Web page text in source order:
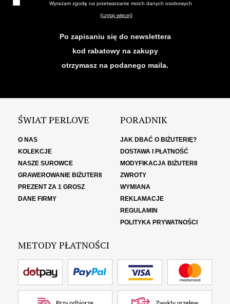
Wyrażam zgodę na przetwarzanie moich danych osobowych
(czytaj więcej)
Po zapisaniu się do newslettera
kod rabatowy na zakupy
otrzymasz na podanego maila.
ŚWIAT PERLOVE
O NAS
KOLEKCJE
NASZE SUROWCE
GRAWEROWANIE BIŻUTERII
PREZENT ZA 1 GROSZ
DANE FIRMY
PORADNIK
JAK DBAĆ O BIŻUTERIĘ?
DOSTAWA I PŁATNOŚĆ
MODYFIKACJA BIŻUTERII
ZWROTY
WYMIANA
REKLAMACJE
REGULAMIN
POLITYKA PRYWATNOŚCI
METODY PŁATNOŚCI